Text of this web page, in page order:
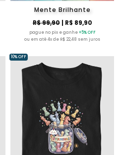
Mente Brilhante
R$ 99,90| R$ 89,90
pague no pix e ganhe+5% OFF
ou em até 4x de R$ 22,48 sem juros
10% OFF